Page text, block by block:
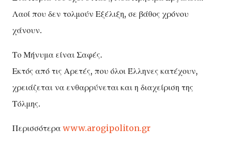
Λαοί που δεν τολμούν Εξέλιξη, σε βάθος χρόνου
χάνουν.
Το Μήνυμα είναι Σαφές.
Εκτός από τις Αρετές, που όλοι Έλληνες κατέχουν,
χρειάζεται να ενθαρρύνεται και η διαχείριση της
Τόλμης.
Περισσότερα www.arogipoliton.gr